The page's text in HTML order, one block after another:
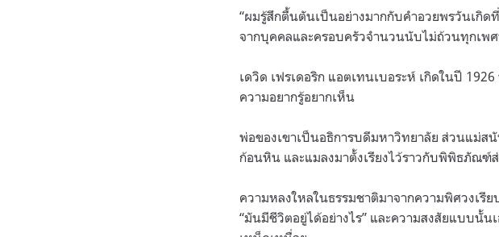
“ผมรู้สึกตื้นตันเป็นอย่างมากกับคำอวยพรวันเกิ
จากบุคคลและครอบครัวจำนวนนับไม่ถ้วนทุกเพ
เดวิด เฟรเดอริก แอตเทนเบอระห์ เกิดในปี
ความอยากรู้อยากเห็น
พ่อของเขาเป็นอธิการบดีมหาวิทยาลัย ส่วนแม่ส
ก้อนหิน และแมลงมาตั้งเรียงไว้ราวกับพิพิธภัณฑ์
ความหลงใหลในธรรมชาติมาจากความพิศวงเรี
“มันมีชีวิตอยู่ได้อย่างไร” และความสงสัยแบบนั้